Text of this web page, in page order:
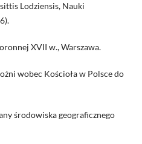
Lodziensis, Nauki
XVII w., Warszawa.
wobec Kościoła w Polsce do
środowiska geograficznego